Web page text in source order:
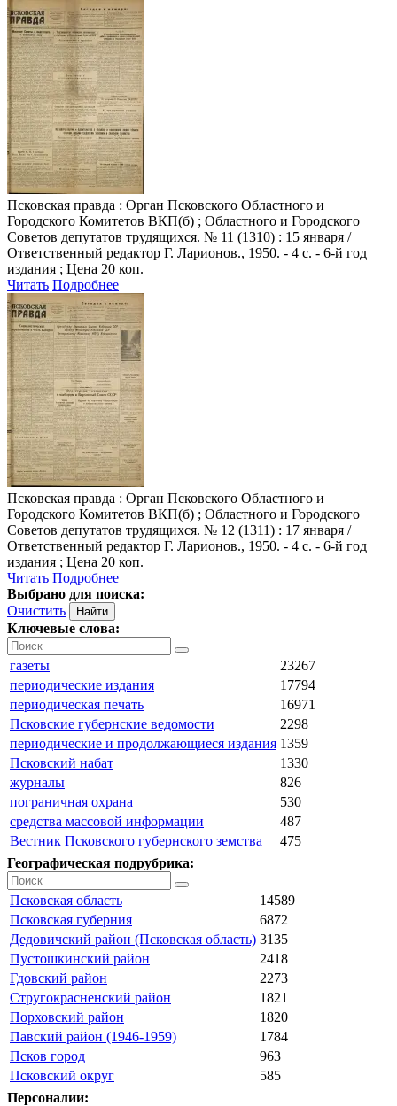
Псковская правда : Орган Псковского Областного и
Городского Комитетов ВКП(б) ; Областного и Городского
Советов депутатов трудящихся. № 11 (1310) : 15 января /
Ответственный редактор Г. Ларионов., 1950. - 4 с. - 6-й год
издания ; Цена 20 коп.
Читать Подробнее
Псковская правда : Орган Псковского Областного и
Городского Комитетов ВКП(б) ; Областного и Городского
Советов депутатов трудящихся. № 12 (1311) : 17 января /
Ответственный редактор Г. Ларионов., 1950. - 4 с. - 6-й год
издания ; Цена 20 коп.
Читать Подробнее
Выбрано для поиска:
Очистить
Ключевые слова:
газеты
23267
периодические издания
17794
периодическая печать
16971
Псковские губернские ведомости
2298
периодические и продолжающиеся издания 1359
Псковский набат
1330
журналы
826
пограничная охрана
530
средства массовой информации
487
Вестник Псковского губернского земства
475
Географическая подрубрика:
Псковская область
14589
Псковская губерния
6872
Дедовичский район (Псковская область) 3135
Пустошкинский район
2418
Гдовский район
2273
Стругокрасненский район
1821
Порховский район
1820
Павский район (1946-1959)
1784
Псков город
963
Псковский округ
585
Персоналии: